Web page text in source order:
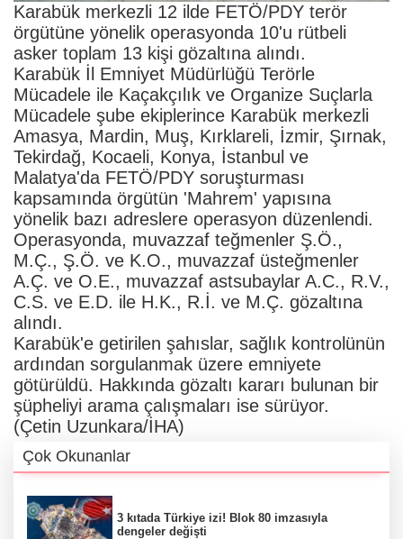
Karabük merkezli 12 ilde FETÖ/PDY terör
örgütüne yönelik operasyonda 10'u rütbeli
asker toplam 13 kişi gözaltına alındı.
Karabük İl Emniyet Müdürlüğü Terörle
Mücadele ile Kaçakçılık ve Organize Suçlarla
Mücadele şube ekiplerince Karabük merkezli
Amasya, Mardin, Muş, Kırklareli, İzmir, Şırnak,
Tekirdağ, Kocaeli, Konya, İstanbul ve
Malatya'da FETÖ/PDY soruşturması
kapsamında örgütün 'Mahrem' yapısına
yönelik bazı adreslere operasyon düzenlendi.
Operasyonda, muvazzaf teğmenler Ş.Ö.,
M.Ç., Ş.Ö. ve K.O., muvazzaf üsteğmenler
A.Ç. ve O.E., muvazzaf astsubaylar A.C., R.V.,
C.S. ve E.D. ile H.K., R.İ. ve M.Ç. gözaltına
alındı.
Karabük'e getirilen şahıslar, sağlık kontrolünün
ardından sorgulanmak üzere emniyete
götürüldü. Hakkında gözaltı kararı bulunan bir
şüpheliyi arama çalışmaları ise sürüyor.
(Çetin Uzunkara/İHA)
Çok Okunanlar
3 kıtada Türkiye izi! Blok 80 imzasıyla
dengeler değişti